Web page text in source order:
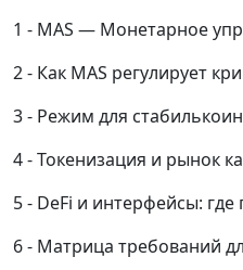
MAS — Монетарное
Как MAS регулирует
Режим для
Токенизация и рынок
DeFi и интерфейсы:
Матрица требований